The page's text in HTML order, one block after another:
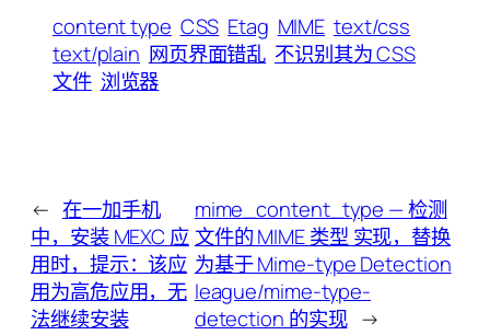
content type CSS Etag MIME text/css
text/plain 网页界面错乱 不识别其为 CSS
文件 浏览器
← 在一加手机
中，安装 MEXC 应
用时，提示：该应
用为高危应用，无
法继续安装
mime_content_type — 检测
文件的 MIME 类型 实现，替换
为基于 Mime-type Detection
league/mime-type-
detection 的实现 →